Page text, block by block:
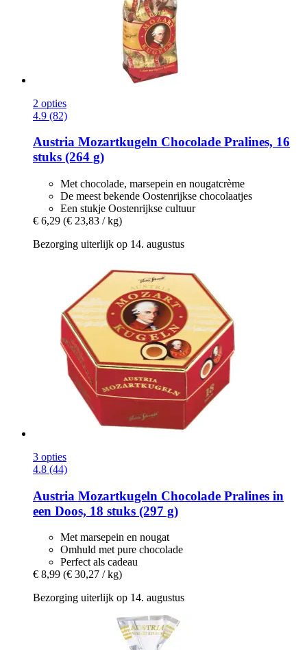
2 opties
4.9 (82)
Austria Mozartkugeln Chocolade Pralines, 16
stuks (264 g)
Met chocolade, marsepein en nougatcrème
De meest bekende Oostenrijkse chocolaatjes
Een stukje Oostenrijkse cultuur
€ 6,29 (€ 23,83 / kg)
Bezorging uiterlijk op 14. augustus
3 opties
4.8 (44)
Austria Mozartkugeln Chocolade Pralines in
een Doos, 18 stuks (297 g)
Met marsepein en nougat
Omhuld met pure chocolade
Perfect als cadeau
€ 8,99 (€ 30,27 / kg)
Bezorging uiterlijk op 14. augustus